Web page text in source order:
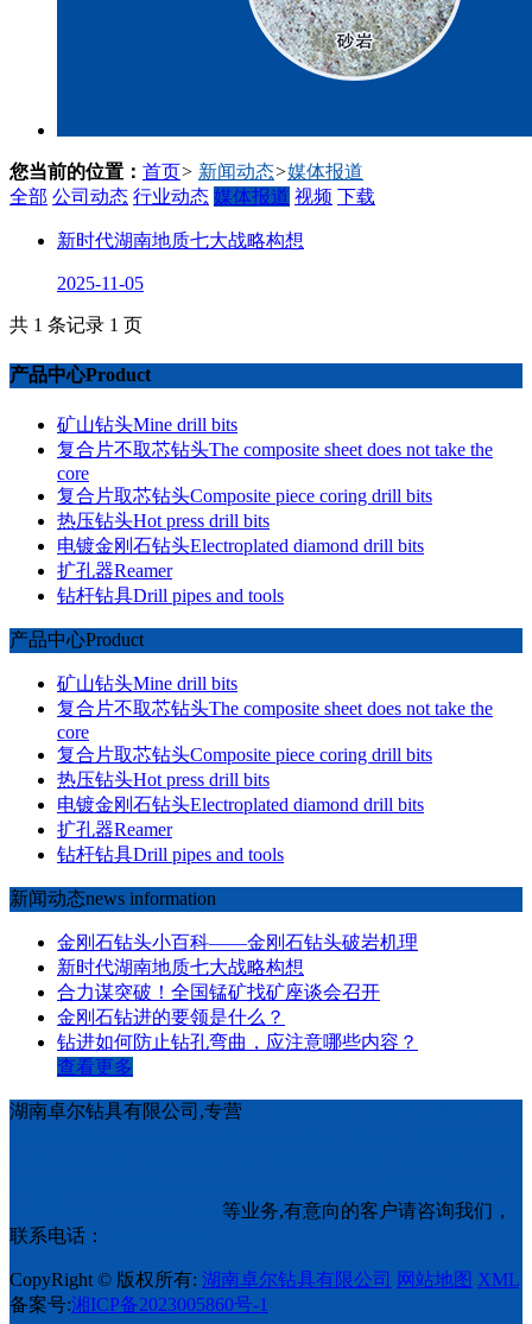
您当前的位置： 首页> 新闻动态>媒体报道
全部 公司动态 行业动态 媒体报道 视频 下载
新时代湖南地质七大战略构想
2025-11-05
共 1 条记录 1 页
产品中心Product
矿山钻头Mine drill bits
复合片不取芯钻头The composite sheet does not take the
core
复合片取芯钻头Composite piece coring drill bits
热压钻头Hot press drill bits
电镀金刚石钻头Electroplated diamond drill bits
扩孔器Reamer
钻杆钻具Drill pipes and tools
产品中心Product
矿山钻头Mine drill bits
复合片不取芯钻头The composite sheet does not take the
core
复合片取芯钻头Composite piece coring drill bits
热压钻头Hot press drill bits
电镀金刚石钻头Electroplated diamond drill bits
扩孔器Reamer
钻杆钻具Drill pipes and tools
新闻动态news information
金刚石钻头小百科——金刚石钻头破岩机理
新时代湖南地质七大战略构想
合力谋突破！全国锰矿找矿座谈会召开
金刚石钻进的要领是什么？
钻进如何防止钻孔弯曲，应注意哪些内容？
查看更多
湖南卓尔钻具有限公司,专营
等业务,有意向的客户请咨询我们，
联系电话：
CopyRight © 版权所有: 湖南卓尔钻具有限公司 网站地图 XML
备案号:湘ICP备2023005860号-1